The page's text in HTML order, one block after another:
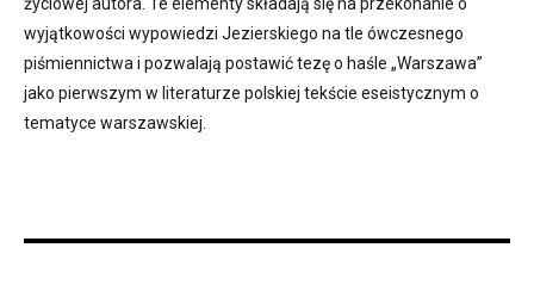
wyjątkowości wypowiedzi Jezierskiego na tle ówczesnego
piśmiennictwa i pozwalają postawić tezę o haśle „Warszawa”
jako pierwszym w literaturze polskiej tekście eseistycznym o
tematyce warszawskiej.